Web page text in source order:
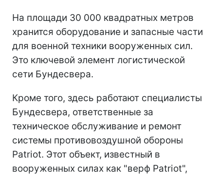
На площади 30 000 квадратных метров
хранится оборудование и запасные части
для военной техники вооруженных сил.
Это ключевой элемент логистической
сети Бундесвера.
Кроме того, здесь работают специалисты
Бундесвера, ответственные за
техническое обслуживание и ремонт
системы противовоздушной обороны
Patriot. Этот объект, известный в
вооруженных силах как "верф Patriot",